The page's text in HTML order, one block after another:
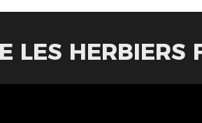
LES HERBIERS